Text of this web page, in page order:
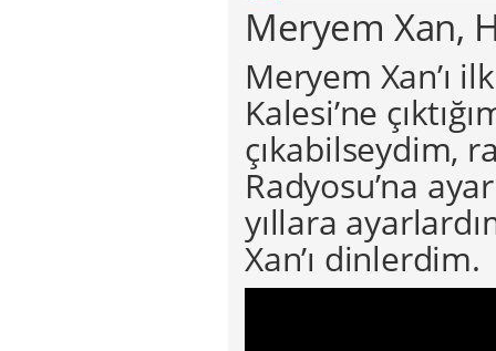
Meryem Xan,
Meryem Xan’ı
Kalesi’ne
çıkabilseydim,
Radyosu’na
yıllara
Xan’ı dinlerdim.